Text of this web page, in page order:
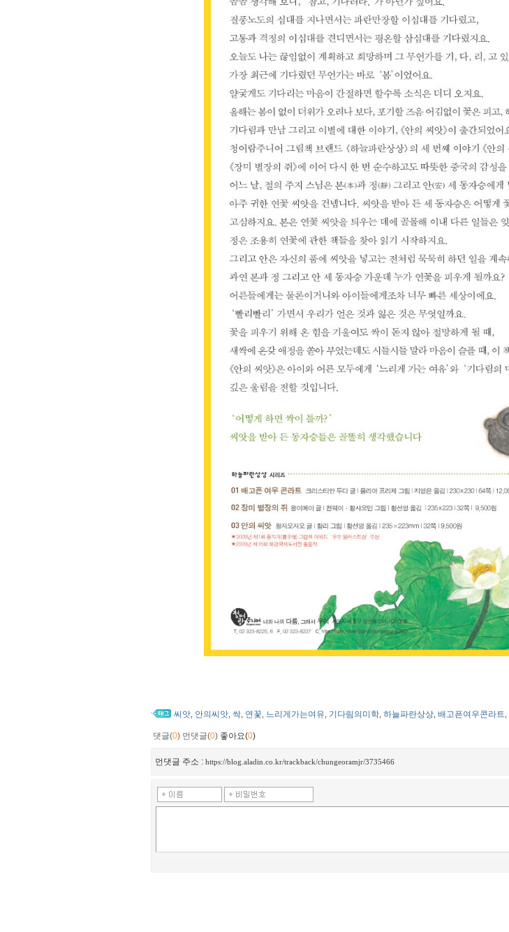
씨앗 안의씨앗 싹 연꽃 느리게가는여유 기다림의미학 하늘파란상상 배고픈여우콘라트
댓글(0) 먼댓글(0) 좋아요(0)
먼댓글 주소 : https://blog.aladin.co.kr/trackback/chungeoramjr/3735466